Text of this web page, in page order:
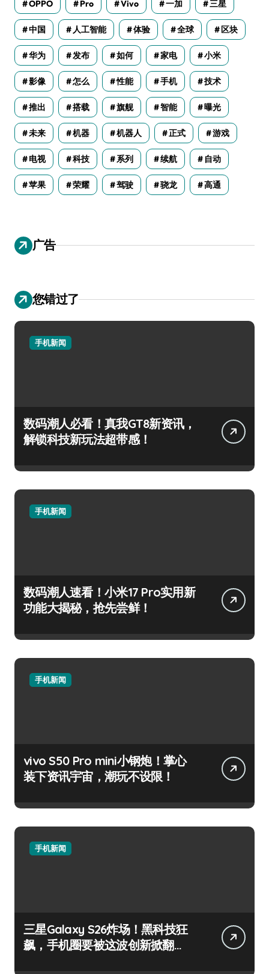
OPPO Pro Vivo 一加 三星
中国 人工智能 体验 全球 区块
华为 发布 如何 家电 小米
影像 怎么 性能 手机 技术
推出 搭载 旗舰 智能 曝光
未来 机器 机器人 正式 游戏
电视 科技 系列 续航 自动
苹果 荣耀 驾驶 骁龙 高通
广告
您错过了
手机新闻
数码潮人必看！真我GT8新资讯，
解锁科技新玩法超带感！
手机新闻
数码潮人速看！小米17 Pro实用新
功能大揭秘，抢先尝鲜！
手机新闻
vivo S50 Pro mini小钢炮！掌心
装下资讯宇宙，潮玩不设限！
手机新闻
三星Galaxy S26炸场！黑科技狂
飙，手机圈要被这波创新掀翻